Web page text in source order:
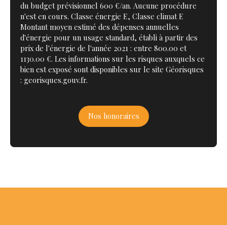
du budget prévisionnel 600 €/an. Aucune procédure
n'est en cours. Classe énergie E, Classe climat E
Montant moyen estimé des dépenses annuelles
d'énergie pour un usage standard, établi à partir des
prix de l'énergie de l'année 2021 : entre 800.00 et
1130.00 €. Les informations sur les risques auxquels ce
bien est exposé sont disponibles sur le site Géorisques
: georisques.gouv.fr.
Nos honoraires